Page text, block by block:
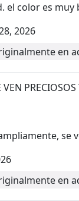
el color es
2026
en
VEN
se
en